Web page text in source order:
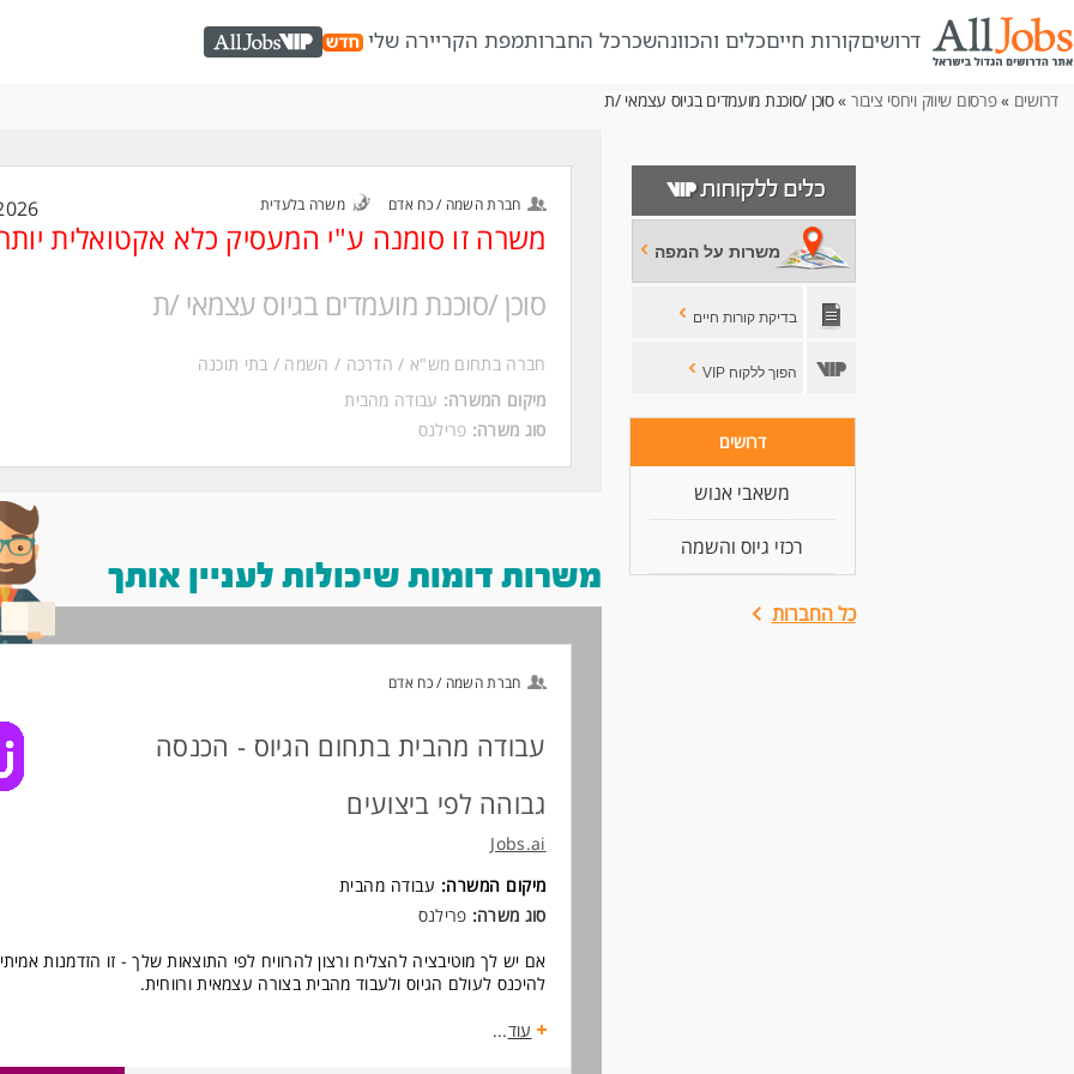
דרושיםקורות חייםכלים והכוונהשכרכל החברותמפת הקריירה שלי AllJobs VIP
דרושים »פרסום שיווק ויחסי ציבור » סוכן /סוכנת מועמדים בגיוס עצמאי /ת
משרות על המפה
בדיקת קורות חיים
הפוך ללקוח VIP
דרושים
משאבי אנוש
רכזי גיוס והשמה
כל החברות
חברת השמה / כח אדם משרה בלעדית
משרה זו סומנה ע"י המעסיק כלא אקטואלית
סוכן /סוכנת מועמדים בגיוס עצמאי /ת
חברה בתחום מש"א / הדרכה / השמה / בתי תוכנה
מיקום המשרה: עבודה מהבית
סוג משרה: פרילנס
משרות דומות שיכולות לעניין אותך
חברת השמה / כח אדם
עבודה מהבית בתחום הגיוס - הכנסה
גבוהה לפי ביצועים
Jobs.ai
מיקום המשרה: עבודה מהבית
סוג משרה: פרילנס
אם יש לך מוטיבציה להצליח ורצון להרוויח לפי התוצאות שלך - זו הזדמנות
להיכנס לעולם הגיוס ולעבוד מהבית בצורה עצמאית ורווחית.
אנחנו מחפשים רכזי/ות גיוס פרילנסרים שמבינים אנשים, יודעים לזהות הזדמנויות
עוד...